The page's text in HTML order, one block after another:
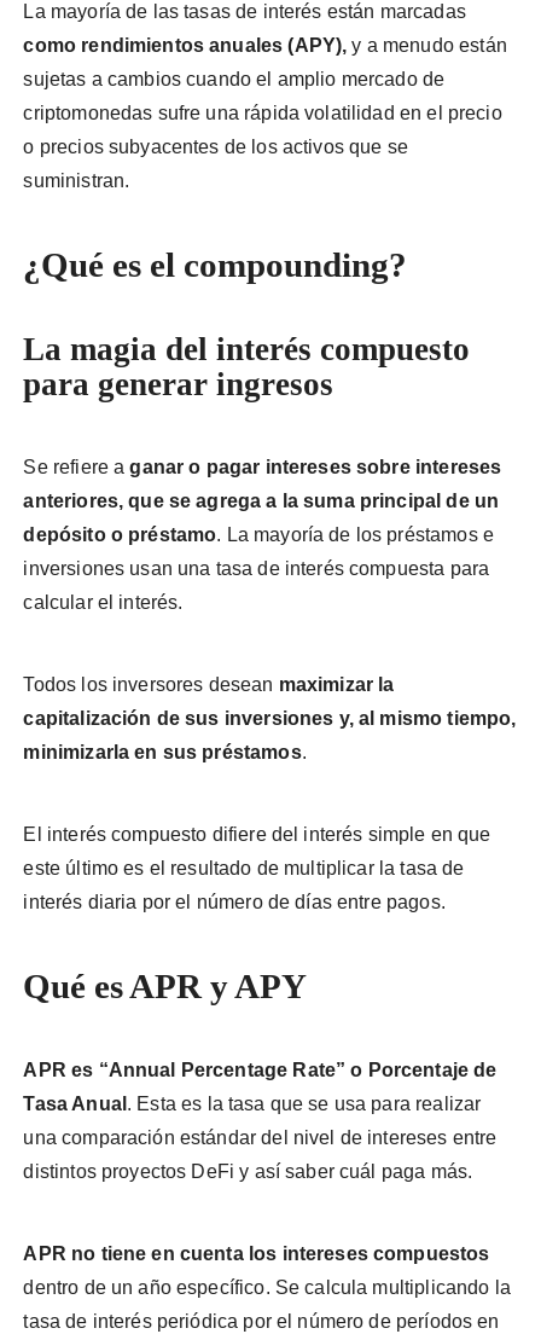
La mayoría de las tasas de interés están marcadas
como rendimientos anuales (APY), y a menudo están
sujetas a cambios cuando el amplio mercado de
criptomonedas sufre una rápida volatilidad en el precio
o precios subyacentes de los activos que se
suministran.
¿Qué es el compounding?
La magia del interés compuesto
para generar ingresos
Se refiere aganar o pagar intereses sobre intereses
anteriores, que se agrega a la suma principal de un
depósito o préstamo. La mayoría de los préstamos e
inversiones usan una tasa de interés compuesta para
calcular el interés.
Todos los inversores desean maximizar la
capitalización de sus inversiones y, al mismo tiempo,
minimizarla en sus préstamos.
El interés compuesto difiere del interés simple en que
este último es el resultado de multiplicar la tasa de
interés diaria por el número de días entre pagos.
Qué es APR y APY
APR es “Annual Percentage Rate” o Porcentaje de
Tasa Anual . Esta es la tasa que se usa para realizar
una comparación estándar del nivel de intereses entre
distintos proyectos DeFi y así saber cuál paga más.
APR no tiene en cuenta los intereses compuestos
dentro de un año específico. Se calcula multiplicando la
tasa de interés periódica por el número de períodos en